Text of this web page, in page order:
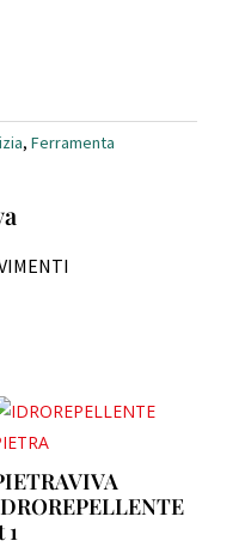
, Ferramenta
1